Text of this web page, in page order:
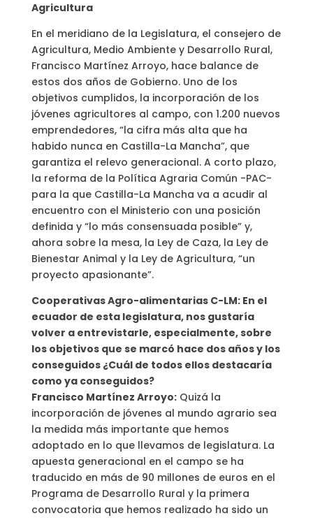
Agricultura
En el meridiano de la Legislatura, el consejero de
Agricultura, Medio Ambiente y Desarrollo Rural,
Francisco Martínez Arroyo, hace balance de
estos dos años de Gobierno. Uno de los
objetivos cumplidos, la incorporación de los
jóvenes agricultores al campo, con 1.200 nuevos
emprendedores, “la cifra más alta que ha
habido nunca en Castilla-La Mancha”, que
garantiza el relevo generacional. A corto plazo,
la reforma de la Política Agraria Común -PAC-
para la que Castilla-La Mancha va a acudir al
encuentro con el Ministerio con una posición
definida y “lo más consensuada posible” y,
ahora sobre la mesa, la Ley de Caza, la Ley de
Bienestar Animal y la Ley de Agricultura, “un
proyecto apasionante”.
Cooperativas Agro-alimentarias C-LM: En el
ecuador de esta legislatura, nos gustaría
volver a entrevistarle, especialmente, sobre
los objetivos que se marcó hace dos años y los
conseguidos ¿Cuál de todos ellos destacaría
como ya conseguidos?
Francisco Martínez Arroyo:Quizá la
incorporación de jóvenes al mundo agrario sea
la medida más importante que hemos
adoptado en lo que llevamos de legislatura. La
apuesta generacional en el campo se ha
traducido en más de 90 millones de euros en el
Programa de Desarrollo Rural y la primera
convocatoria que hemos realizado ha sido un